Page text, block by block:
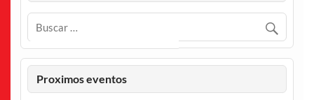
Proximos eventos